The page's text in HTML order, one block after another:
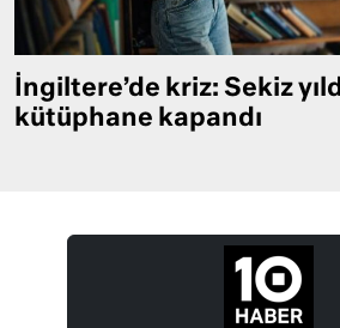
İngiltere’de kriz: Sekiz
kütüphane kapandı